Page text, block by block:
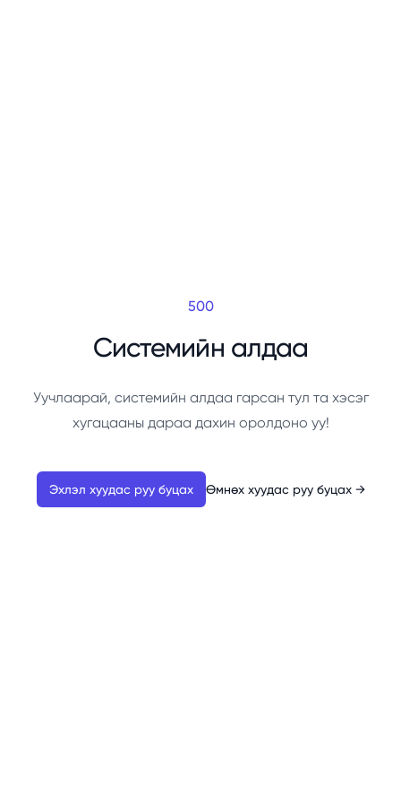
500
Системийн алдаа
Уучлаарай, системийн алдаа гарсан тул та хэсэг
хугацааны дараа дахин оролдоно уу!
Эхлэл хуудас руу буцах Өмнөх хуудас руу буцах →